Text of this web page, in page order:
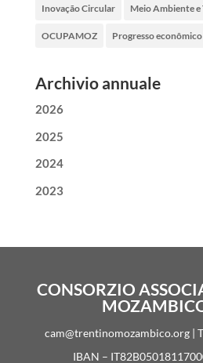
Inovação Circular Meio Ambiente
OCUPAMOZ Progresso econômico
Archivio annuale
2026
2025
2024
2023
CONSORZIO
cam@trentinomozambico.org |
IBAN –